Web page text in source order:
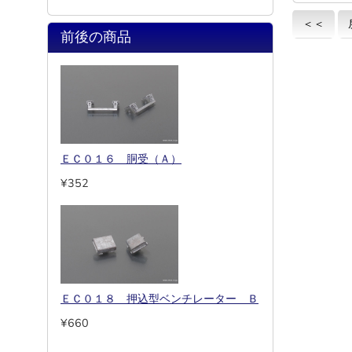
＜＜
前後の商品
ＥＣ０１６ 胴受（Ａ）
¥352
ＥＣ０１８ 押込型ベンチレーター Ｂ
¥660